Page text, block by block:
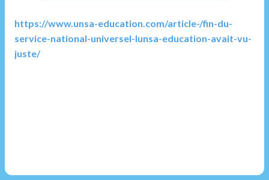
https://www.unsa-education.com/article-/fin-du-
service-national-universel-lunsa-education-avait-vu-
juste/